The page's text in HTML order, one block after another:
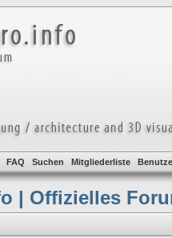
FAQ Suchen Mitgliederliste
| Offizielles